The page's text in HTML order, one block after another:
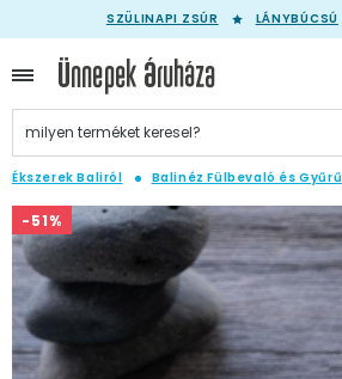
SZÜLINAPI ZSÚR LÁNYBÚCSÚ
Ékszerek Baliról Balinéz Fülbevaló és Gyűrű
-51%